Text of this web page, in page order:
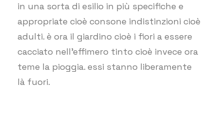
in una sorta di esilio in più specifiche e
appropriate cioè consone indistinzioni cioè
adulti. è ora il giardino cioè i fiori a essere
cacciato nell’effimero tinto cioè invece ora
teme la pioggia. essi stanno liberamente
là fuori.